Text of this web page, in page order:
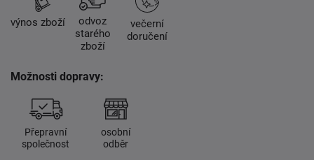
výnos zboží
odvoz
starého
zboží
večerní
doručení
Možnosti dopravy:
Přepravní
společnost
osobní
odběr